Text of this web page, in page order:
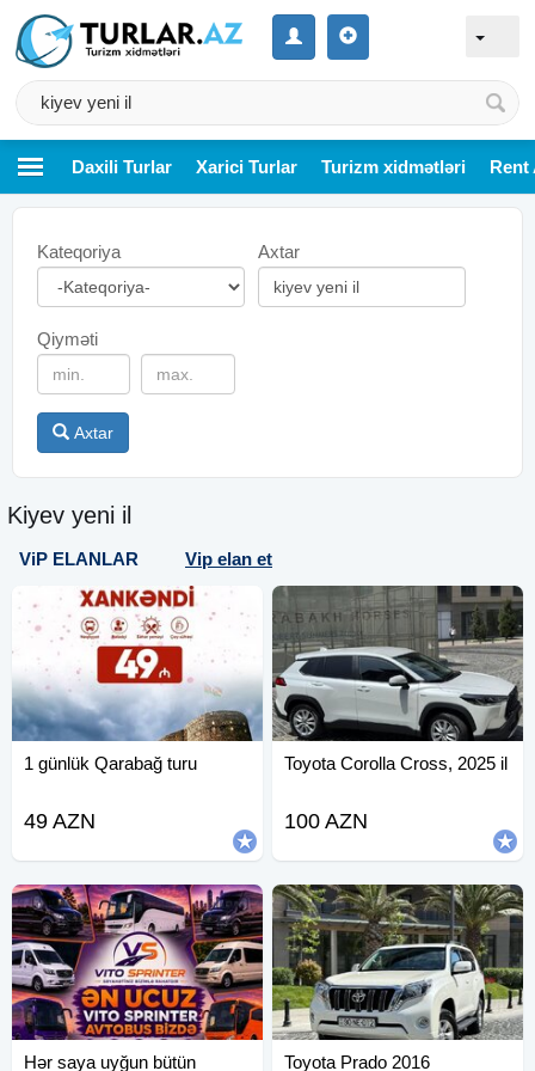
Daxili Turlar Xarici Turlar Turizm xidmətləri Rent
Kateqoriya Axtar
Qiyməti
Axtar
Kiyev yeni il
ViP ELANLAR Vip elan et
1 günlük Qarabağ turu
49 AZN
Toyota Corolla Cross, 2025 il
100 AZN
Hər saya uyğun bütün
Toyota Prado 2016